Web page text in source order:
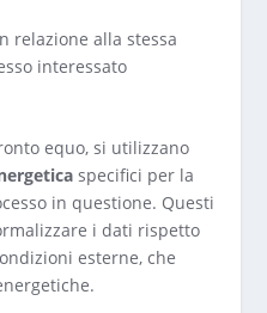
relazione alla stessa
interessato
equo, si utilizzano
specifici per la
in questione. Questi
i dati rispetto
esterne, che